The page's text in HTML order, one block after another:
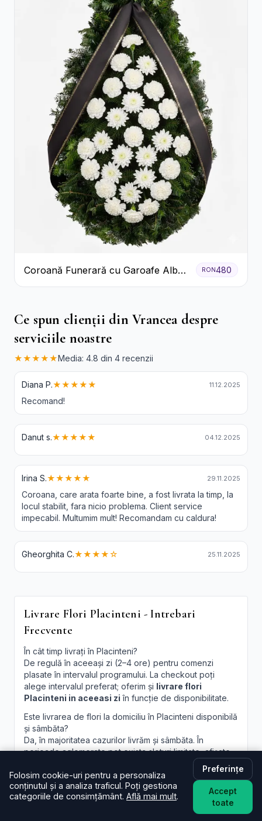
Coroană Funerară cu Garoafe Albe
și Crizanteme
RON 480
Ce spun clienții din Vrancea despre
serviciile noastre
★★★★★Media: 4.8 din 4 recenzii
Diana P.★★★★★ 11.12.2025
Recomand!
Danut s.★★★★★ 04.12.2025
Irina S.★★★★★ 29.11.2025
Coroana, care arata foarte bine, a fost livrata la timp, la
locul stabilit, fara nicio problema. Client service
impecabil. Multumim mult! Recomandam cu caldura!
Gheorghita C.★★★★☆ 25.11.2025
Livrare Flori Placinteni - Intrebari
Frecvente
În cât timp livrați în Placinteni?
De regulă în aceeași zi (2–4 ore) pentru comenzi
plasate în intervalul programului. La checkout poți
alege intervalul preferat; oferim și livrare flori
Placinteni in aceeasi zi în funcție de disponibilitate.
Este livrarea de flori la domiciliu în Placinteni disponibilă
și sâmbăta?
Da, în majoritatea cazurilor livrăm și sâmbăta. În
perioade aglomerate pot exista sloturi limitate, afișate
Pot programa livrarea pentru o oră anume în Placinteni?
Oferim intervale orare; pentru ore fixe încercăm să
acomodăm cererea, în funcție de traseul curierilor.
Folosim cookie-uri pentru a personaliza
conținutul și a analiza traficul. Poți gestiona
categoriile de consimțământ. Află mai mult.
Preferințe
Accept
toate